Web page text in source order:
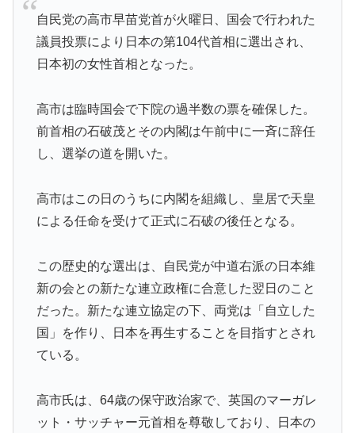
▶ 「二人は父も母も同じきょうだいだった」2002年と
2004年、別々に養子に迎えられた男の子と女の子が受
けたDNA検査
知ってる？」
▶ 韓国人「せっかく日本に韓国風のメンチカツ屋をオープ
ンしてあげたのに、ほとんど客が来なくて閉店したんだ
▶ 【海外の反応】南アのGK、ペナルティエリアを壮大に
勘違いして一発退場「どんな空間認識能力だよｗ」
ヨーロッパ全土から不満の声
▶ 突進してきた牛を跳び越えたら、牛が固まって動かなく
なった闘牛場の映像【海外の反応】
▶ NPB時代の山本由伸の打撃練習にMLBファン騒然！
←「大谷の後に打たそう！」（海外の反応）
アジア人と同列に見ているというのは本当なのです
か？」
自民党の高市早苗党首が火曜日、国会で行われた
議員投票により日本の第104代首相に選出され、
日本初の女性首相となった。
高市は臨時国会で下院の過半数の票を確保した。
前首相の石破茂とその内閣は午前中に一斉に辞任
し、選挙の道を開いた。
高市はこの日のうちに内閣を組織し、皇居で天皇
による任命を受けて正式に石破の後任となる。
この歴史的な選出は、自民党が中道右派の日本維
新の会との新たな連立政権に合意した翌日のこと
だった。新たな連立協定の下、両党は「自立した
国」を作り、日本を再生することを目指すとされ
ている。
高市氏は、64歳の保守政治家で、英国のマーガレ
ット・サッチャー元首相を尊敬しており、日本の